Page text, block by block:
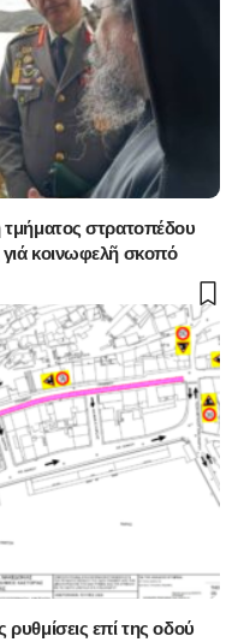
τμήματος στρατοπέδου
κοινωφελῆ σκοπό
επί της οδού